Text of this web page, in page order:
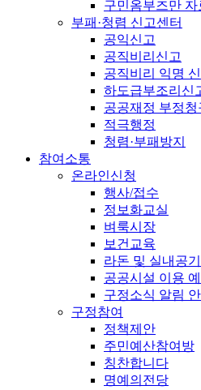
구민옴부즈만 자
부패·청렴 신고센터
공익신고
공직비리신고
공직비리 익명
하도급부조리신
공공재정 부정청
적극행정
청렴·부패방지
참여소통
온라인신청
행사/접수
정보화교실
벼룩시장
보건교육
라돈 및 실내공
공공시설 이용
구정소식 알림
구정참여
정책제안
주민예산참여방
칭찬합니다
명예의전당